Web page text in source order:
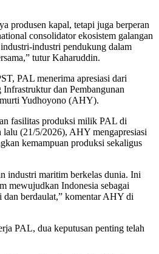
produsen kapal, tetapi juga berperan
consolidator ekosistem galangan
industri pendukung dalam
tutur Kaharuddin.
PAL menerima apresiasi dari
dan Pembangunan
Yudhoyono (AHY).
fasilitas produksi milik PAL di
lalu (21/5/2026), AHY mengapresiasi
kemampuan produksi sekaligus
industri maritim berkelas dunia. Ini
mewujudkan Indonesia sebagai
dan berdaulat,” komentar AHY di
PAL, dua keputusan penting telah